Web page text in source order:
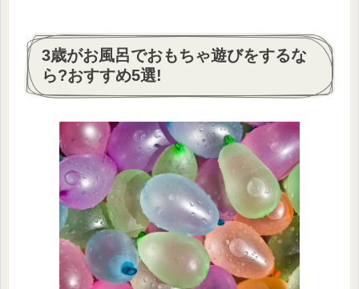
3歳がお風呂でおもちゃ遊びをするな
ら?おすすめ5選!